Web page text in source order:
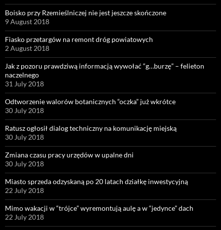
Boisko przy Rzemieślniczej nie jest jeszcze skończone
9 August 2018
Fiasko przetargów na remont dróg powiatowych
2 August 2018
Jak z pozoru prawdziwą informacją wywołać “g…burzę” – felieton
naczelnego
31 July 2018
Odtworzenie walorów botanicznych “oczka” już wkrótce
30 July 2018
Ratusz ogłosił dialog techniczny na komunikację miejską
30 July 2018
Zmiana czasu pracy urzędów w upalne dni
30 July 2018
Miasto sprzeda odzyskaną po 20 latach działkę inwestycyjną
22 July 2018
Mimo wakacji w “trójce” wyremontują aulę a w “jedynce” dach
22 July 2018